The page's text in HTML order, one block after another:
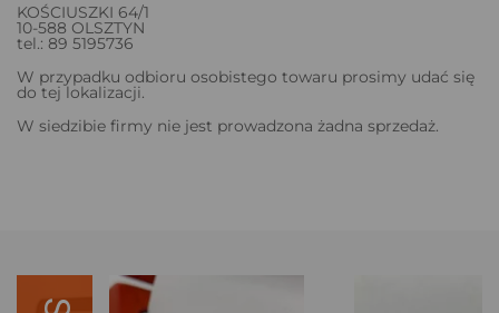
KOŚCIUSZKI 64/1
10-588 OLSZTYN
tel.: 89 5195736
W przypadku odbioru osobistego towaru prosimy udać się
do tej lokalizacji.
W siedzibie firmy nie jest prowadzona żadna sprzedaż.